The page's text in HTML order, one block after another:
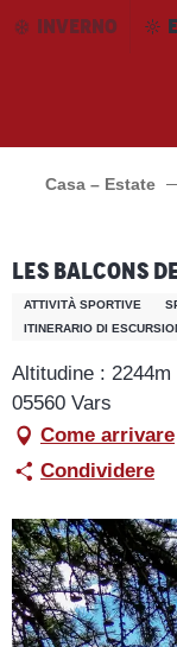
AllerINVERNO
Casa – Estate
Les balcons
ATTIVITÀ SPORTIVE
ITINERARIO DI
Altitudine : 2244m
05560 Vars
Come arrivare
Condividere